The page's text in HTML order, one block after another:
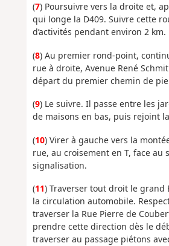
(7) Poursuivre vers la droite et,
qui longe la D409. Suivre cette
d’activités pendant environ 2 km.
(8) Au premier rond-point,
rue à droite, Avenue René
départ du premier chemin de
(9) Le suivre. Il passe entre les
de maisons en bas, puis rejoint
(10) Virer à gauche vers la
rue, au croisement en T, face
signalisation.
(11) Traverser tout droit le grand
la circulation automobile.
traverser la Rue Pierre de
prendre cette direction dès le
traverser au passage piétons